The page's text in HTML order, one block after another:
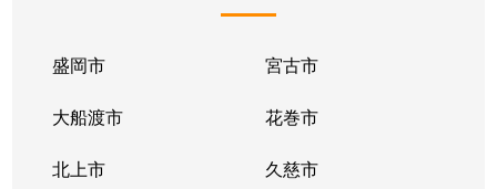
盛岡市 宮古市
大船渡市 花巻市
北上市 久慈市